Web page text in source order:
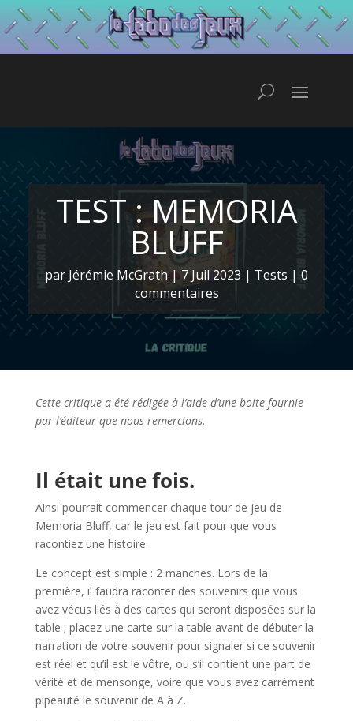
TEST : MEMORIA
BLUFF
par Jérémie McGrath|7 Juil 2023 | Tests | 0
commentaires
Cette critique a été rédigée à l’aide d’une boite fournie
par l’éditeur que nous remercions.
Il était une fois.
Ainsi pourrait commencer chaque tour de jeu de
Memoria Bluff, car le jeu est fait pour que vous
racontiez une histoire.
Le concept est simple : 2 manches. Lors de la
première, il faudra raconter des souvenirs que vous
avez vécus liés à des cartes qui seront disposées sur la
table ; placez une carte sur la table avant de débuter la
narration de votre souvenir pour signaler si ce souvenir
est réel et qu’il est le vôtre, ou s’il contient une part de
vérité et de mensonge, voire que vous avez carrément
pipeauté le souvenir de A à Z.